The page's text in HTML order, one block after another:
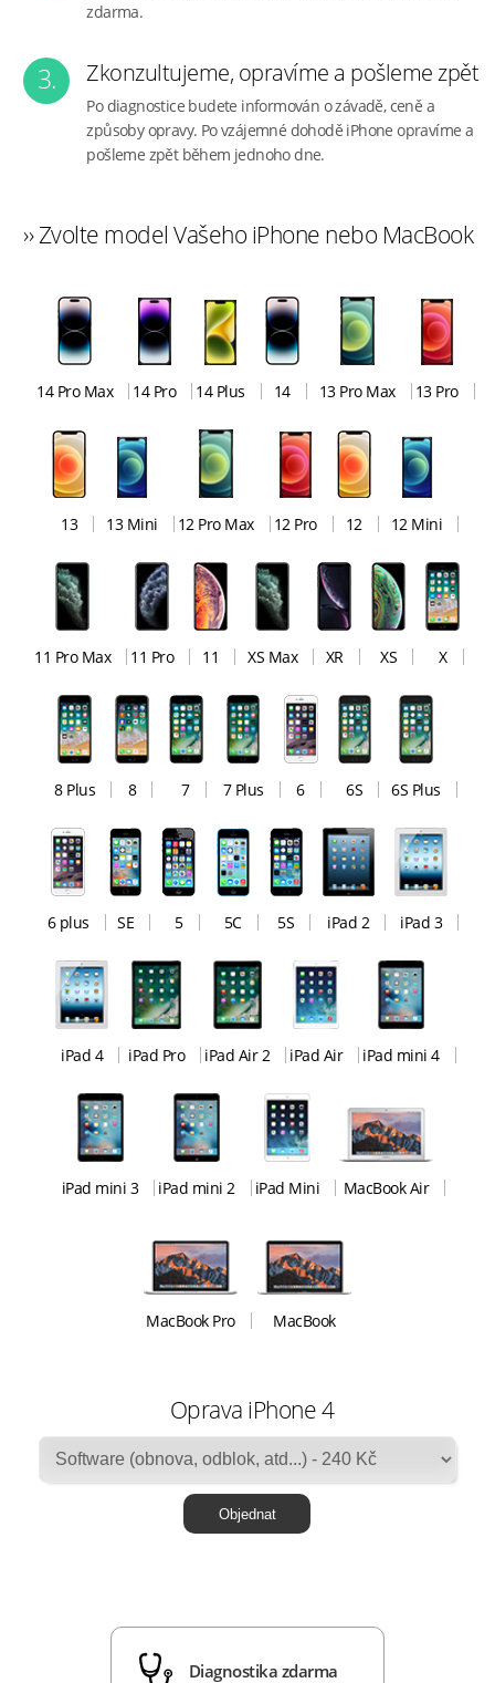
zdarma.
3. Zkonzultujeme, opravíme a pošleme zpět
Po diagnostice budete informován o závadě, ceně a
způsoby opravy. Po vzájemné dohodě iPhone opravíme a
pošleme zpět během jednoho dne.
›› Zvolte model Vašeho iPhone nebo MacBook
14 Pro Max 14 Pro 14 Plus 14 13 Pro Max 13 Pro
13 13 Mini 12 Pro Max 12 Pro 12 12 Mini
11 Pro Max 11 Pro 11 XS Max XR XS X
8 Plus 8 7 7 Plus 6 6S 6S Plus
6 plus SE 5 5C 5S iPad 2 iPad 3
iPad 4 iPad Pro iPad Air 2 iPad Air iPad mini 4
iPad mini 3 iPad mini 2 iPad Mini MacBook Air
MacBook Pro MacBook
Oprava iPhone 4
Diagnostika zdarma